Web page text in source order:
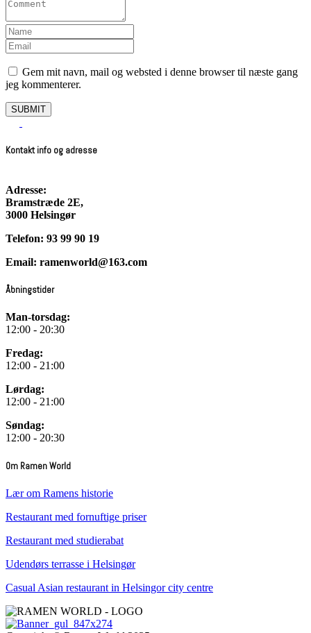
Gem mit navn, mail og websted i denne browser til næste gang
jeg kommenterer.
SUBMIT
Kontakt info og adresse
Adresse:
Bramstræde 2E,
3000 Helsingør
Telefon: 93 99 90 19
Email: ramenworld@163.com
Åbningstider
Man-torsdag:
12:00 - 20:30
Fredag:
12:00 - 21:00
Lørdag:
12:00 - 21:00
Søndag:
12:00 - 20:30
Om Ramen World
Lær om Ramens historie
Restaurant med fornuftige priser
Restaurant med studierabat
Udendørs terrasse i Helsingør
Casual Asian restaurant in Helsingor city centre